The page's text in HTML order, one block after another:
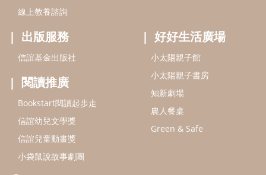
線上教養諮詢
出版服務
信誼基金出版社
閱讀推廣
Bookstart閱讀起步走
信誼幼兒文學獎
信誼兒童動畫獎
小袋鼠說故事劇團
好好生活廣場
小太陽親子館
小太陽親子書房
知新劇場
農人餐桌
Green & Safe